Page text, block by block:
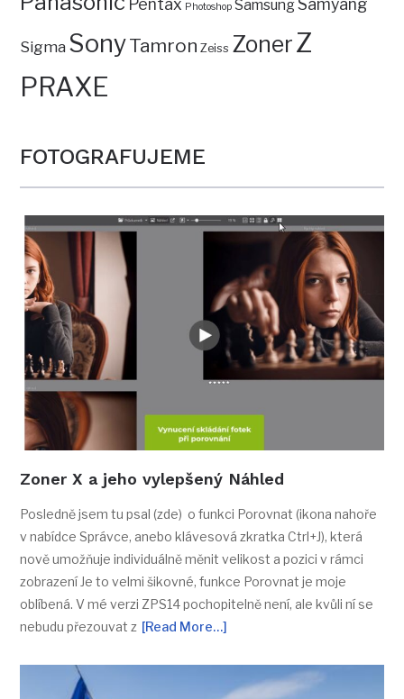
Pentax Photoshop SamsungSamyang
Sigma SonyTamron Zeiss ZonerZ
PRAXE
FOTOGRAFUJEME
Zoner X a jeho vylepšený Náhled
Posledně jsem tu psal (zde) o funkci Porovnat (ikona nahoře
v nabídce Správce, anebo klávesová zkratka Ctrl+J), která
nově umožňuje individuálně měnit velikost a pozici v rámci
zobrazení Je to velmi šikovné, funkce Porovnat je moje
oblíbená. V mé verzi ZPS14 pochopitelně není, ale kvůli ní se
nebudu přezouvat z [Read More…]